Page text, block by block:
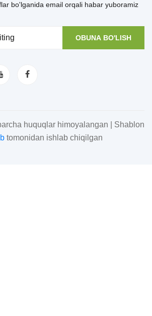
bo'lganida email orqali habar yuboramiz
OBUNA BO'LISH
huquqlar himoyalangan | Shablon
tomonidan ishlab chiqilgan